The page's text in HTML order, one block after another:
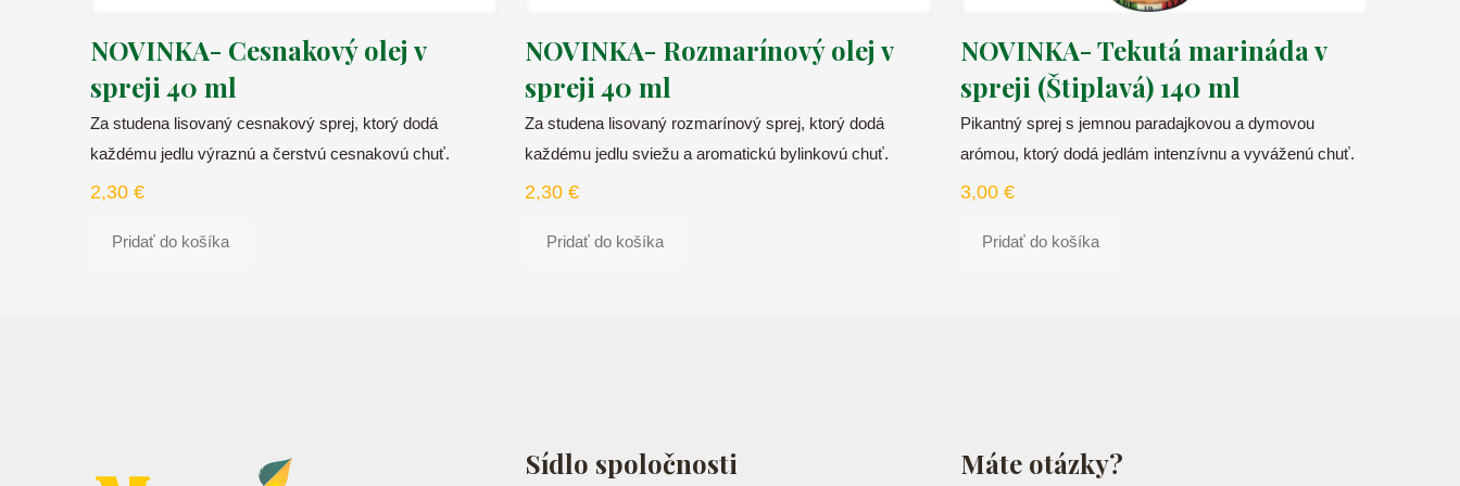
NOVINKA- Cesnakový olej v
spreji 40 ml
Za studena lisovaný cesnakový sprej, ktorý dodá
každému jedlu výraznú a čerstvú cesnakovú chuť.
2,30€
Pridať do košíka
NOVINKA- Rozmarínový olej v
spreji 40 ml
Za studena lisovaný rozmarínový sprej, ktorý dodá
každému jedlu sviežu a aromatickú bylinkovú chuť.
2,30€
Pridať do košíka
NOVINKA- Tekutá marináda v
spreji (Štiplavá) 140 ml
Pikantný sprej s jemnou paradajkovou a dymovou
arómou, ktorý dodá jedlám intenzívnu a vyváženú chuť.
3,00 €
Pridať do košíka
Sídlo spoločnosti
Máte otázky?